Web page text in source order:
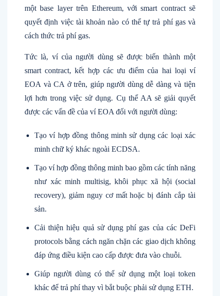
một base layer trên Ethereum, với smart contract sẽ
quyết định việc tài khoản nào có thể tự trả phí gas và
cách thức trả phí gas.
Tức là, ví của người dùng sẽ được biến thành một
smart contract, kết hợp các ưu điểm của hai loại ví
EOA và CA ở trên, giúp người dùng dễ dàng và tiện
lợi hơn trong việc sử dụng. Cụ thể AA sẽ giải quyết
được các vấn đề của ví EOA đối với người dùng:
Tạo ví hợp đồng thông minh sử dụng các loại xác
minh chữ ký khác ngoài ECDSA.
Tạo ví hợp đồng thông minh bao gồm các tính năng
như xác minh multisig, khôi phục xã hội (social
recovery), giảm nguy cơ mất hoặc bị đánh cắp tài
sản.
Cải thiện hiệu quả sử dụng phí gas của các DeFi
protocols bằng cách ngăn chặn các giao dịch không
đáp ứng điều kiện cao cấp được đưa vào chuỗi.
Giúp người dùng có thể sử dụng một loại token
khác để trả phí thay vì bắt buộc phải sử dụng ETH.